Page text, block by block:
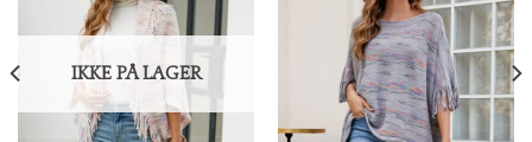
IKKE PÅ LAGER